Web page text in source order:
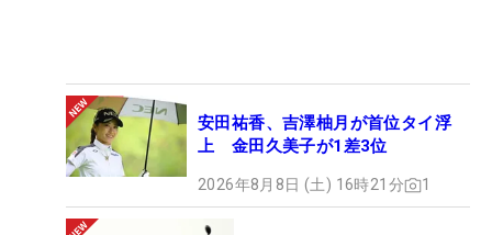
安田祐香、吉澤柚月が首位タイ浮
上 金田久美子が1差3位
2026年8月8日 (土) 16時21分 1